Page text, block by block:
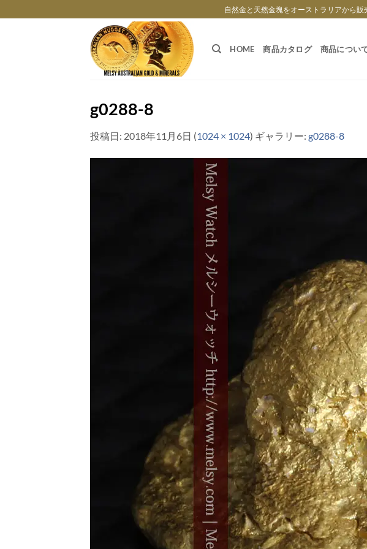
to
自然金と天然金塊をオーストラリアから
HOME 商品カタログ 商品につい
g0288-8
投稿日: 2018年11月6日 (1024 × 1024) ギャラリー: g0288-8